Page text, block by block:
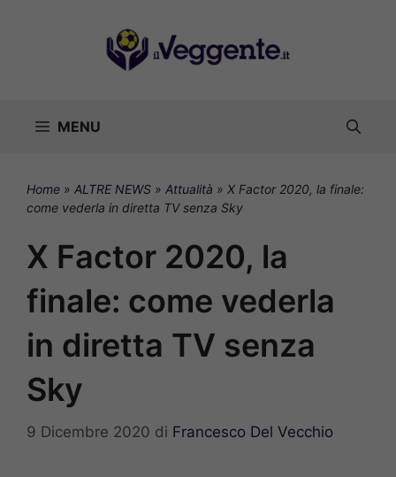
MENU
Home » ALTRE NEWS » Attualità » X Factor 2020, la finale:
come vederla in diretta TV senza Sky
X Factor 2020, la
finale: come vederla
in diretta TV senza
Sky
9 Dicembre 2020 di Francesco Del Vecchio